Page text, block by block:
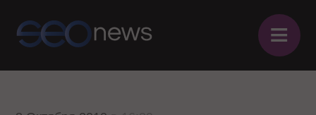
≡